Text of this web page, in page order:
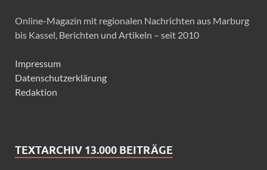
Online-Magazin mit regionalen Nachrichten aus Marburg
bis Kassel, Berichten und Artikeln – seit 2010
Impressum
Datenschutzerklärung
Redaktion
TEXTARCHIV 13.000 BEITRÄGE